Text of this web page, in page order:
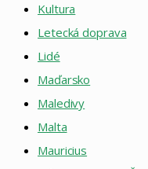
Kultura
Letecká doprava
Lidé
Maďarsko
Maledivy
Malta
Mauricius